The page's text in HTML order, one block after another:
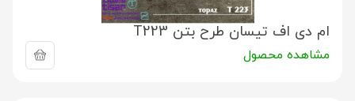
ام دی اف تیسان طرح بتن T223
مشاهده محصول